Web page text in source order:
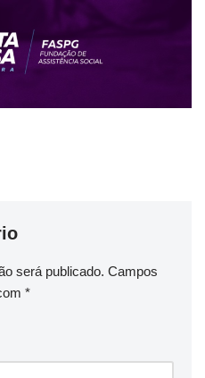
será publicado. Campos
*